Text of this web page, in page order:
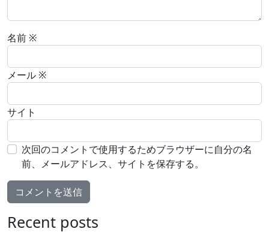
名前 ※
メール ※
サイト
次回のコメントで使用するためブラウザーに自分の名
前、メールアドレス、サイトを保存する。
Recent posts